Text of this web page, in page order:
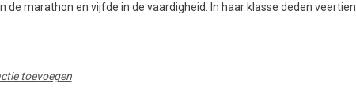
de marathon en vijfde in de vaardigheid. In haar klasse deden veertien
toevoegen